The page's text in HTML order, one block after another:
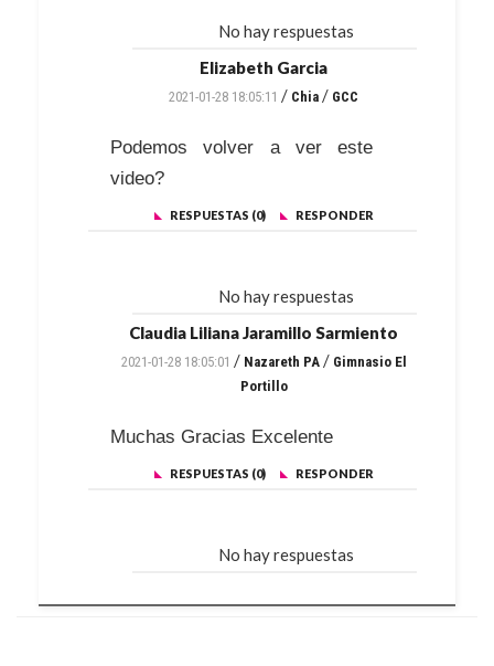
No hay respuestas
Elizabeth Garcia
2021-01-28 18:05:11 / Chia / GCC
Podemos volver a ver este
video?
RESPUESTAS (0) RESPONDER
No hay respuestas
Claudia Liliana Jaramillo Sarmiento
2021-01-28 18:05:01 / Nazareth PA/ Gimnasio El
Portillo
Muchas Gracias Excelente
RESPUESTAS (0) RESPONDER
No hay respuestas